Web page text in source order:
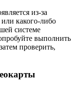
из-за
какого-либо
системе
выполнить
проверить,